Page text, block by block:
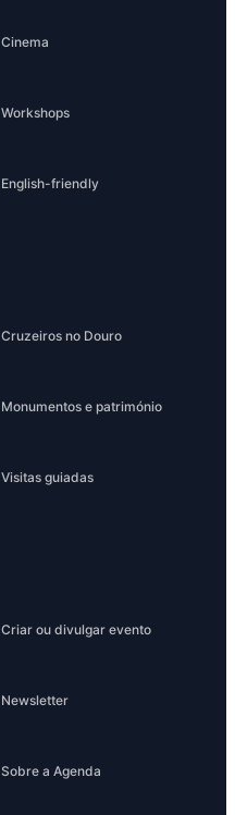
Cinema
Workshops
English-friendly
Cruzeiros no Douro
Monumentos e património
Visitas guiadas
Criar ou divulgar evento
Newsletter
Sobre a Agenda